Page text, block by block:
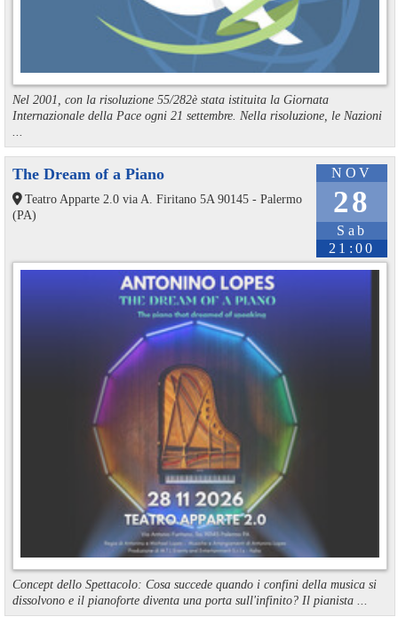
Nel 2001, con la risoluzione 55/282è stata istituita la Giornata
Internazionale della Pace ogni 21 settembre. Nella risoluzione, le Nazioni
...
NOV
28
Sab
21:00
The Dream of a Piano
Teatro Apparte 2.0 via A. Firitano 5A 90145 - Palermo
(PA)
Concept dello Spettacolo: Cosa succede quando i confini della musica si
dissolvono e il pianoforte diventa una porta sull'infinito? Il pianista ...